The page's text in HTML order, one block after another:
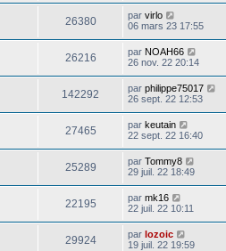
26380 par virlo
06 mars 23 17:55
26216 par NOAH66
26 nov. 22 20:14
142292 par philippe75017
26 sept. 22 12:53
27465 par keutain
22 sept. 22 16:40
25289 par Tommy8
29 juil. 22 18:49
22195 par mk16
22 juil. 22 10:11
29924 par lozoic
19 juil. 22 19:59